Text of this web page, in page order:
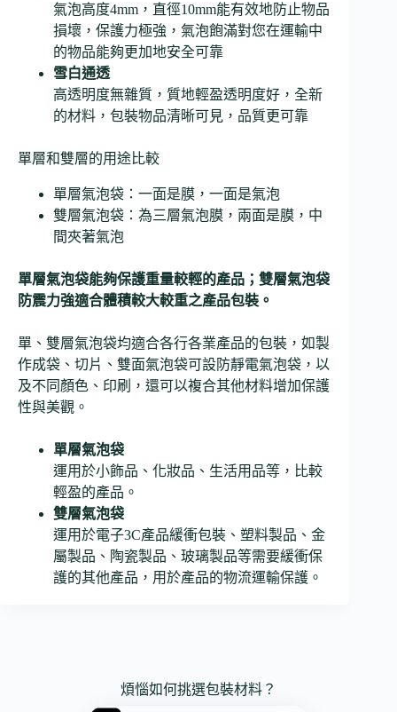
氣泡高度4mm，直徑10mm能有效地防止物品
損壞，保護力極強，氣泡飽滿對您在運輸中
的物品能夠更加地安全可靠
雪白通透
高透明度無雜質，質地輕盈透明度好，全新
的材料，包裝物品清晰可見，品質更可靠
單層和雙層的用途比較
單層氣泡袋：一面是膜，一面是氣泡
雙層氣泡袋：為三層氣泡膜，兩面是膜，中
間夾著氣泡
單層氣泡袋能夠保護重量較輕的產品；雙層氣泡袋
防震力強適合體積較大較重之產品包裝。
單、雙層氣泡袋均適合各行各業產品的包裝，如製
作成袋、切片、雙面氣泡袋可設防靜電氣泡袋，以
及不同顏色、印刷，還可以複合其他材料增加保護
性與美觀。
單層氣泡袋
運用於小飾品、化妝品、生活用品等，比較
輕盈的產品。
雙層氣泡袋
運用於電子3C產品緩衝包裝、塑料製品、金
屬製品、陶瓷製品、玻璃製品等需要緩衝保
護的其他產品，用於產品的物流運輸保護。
煩惱如何挑選包裝材料？